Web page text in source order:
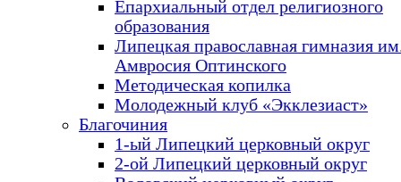
Епархиальный отдел религиозного
образования
Липецкая православная гимназия
Амвросия Оптинского
Методическая копилка
Молодежный клуб «Экклезиаст»
Благочиния
1-ый Липецкий церковный округ
2-ой Липецкий церковный округ